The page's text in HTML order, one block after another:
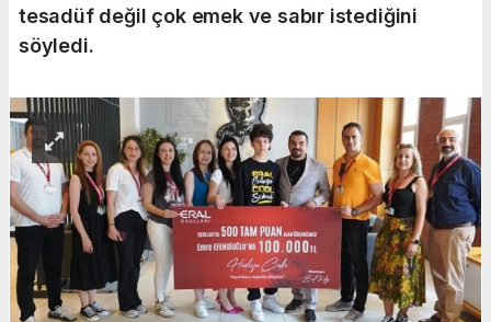
tesadüf değil çok emek ve sabır istediğini
söyledi.